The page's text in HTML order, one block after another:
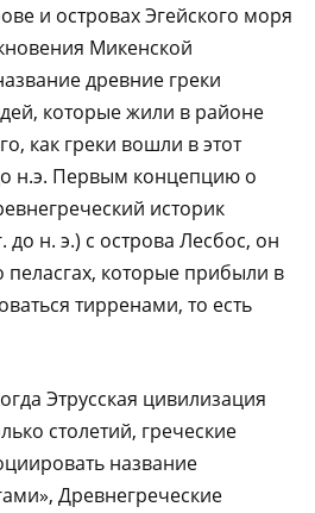
и островах Эгейского моря
Микенской
древние греки
которые жили в районе
как греки вошли в этот
н.э. Первым концепцию о
историк
до н. э.) с острова Лесбос, он
которые прибыли в
тирренами, то есть
Этрусская цивилизация
столетий, греческие
название
Древнегреческие